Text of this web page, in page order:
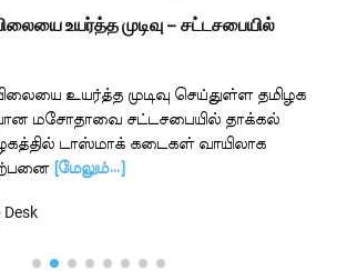
உயர்த்த முடிவு – சட்டசபையில்
உயர்த்த முடிவு செய்துள்ள தமிழக
மசோதாவை சட்டசபையில் தாக்கல்
டாஸ்மாக் கடைகள் வாயிலாக
[மேலும்…]
Desk